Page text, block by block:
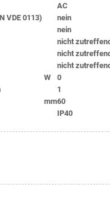
AC
VDE 0113)
nein
nein
nicht
nicht
nicht
W
0
1
mm60
IP40